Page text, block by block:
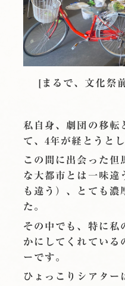
[まるで、文化祭
私自身、劇団の移転
て、4年が経とうと
この間に出会った但
な大都市とは一味違
も違う）、とても濃
た。
その中でも、特に私
かにしてくれている
ーです。
ひょっこりシアター